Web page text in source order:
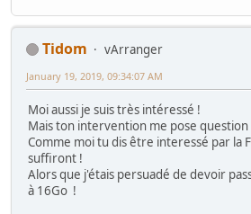
Tidom
vArranger
January 19, 2019, 09:34:07 AM
Moi aussi je suis très intéressé !
Mais ton intervention me pose question
Comme moi tu dis être interessé par la
suffiront !
Alors que j'étais persuadé de devoir
à 16Go !